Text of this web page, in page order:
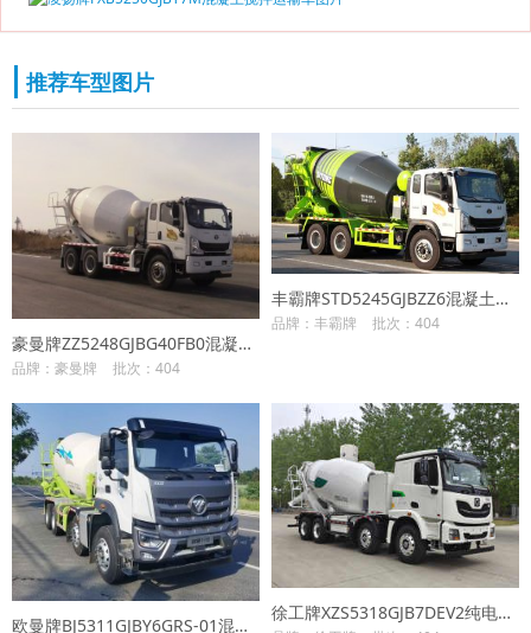
推荐车型图片
豪曼牌ZZ5248GJBG40FB0混凝土搅拌运输车
品牌：豪曼牌 批次：404
丰霸牌STD5245GJBZZ6混凝土搅拌运输车
品牌：丰霸牌 批次：404
欧曼牌BJ5311GJBY6GRS-01混凝土搅拌运输车
徐工牌XZS5318GJB7DEV2纯电动混凝土搅拌运输车